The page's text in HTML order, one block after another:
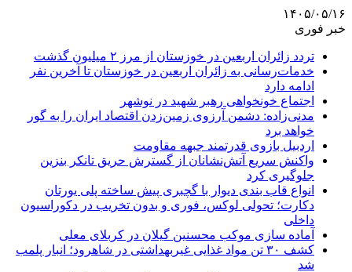
۱۴۰۵/۰۵/۱۶
خبر فوری
تردد زائران اربعین در خوزستان از مرز ۲ میلیون گذشت
خدمات‌رسانی به زائران اربعین در خوزستان تا آخرین نفر
ادامه دارد
اجتماع خونخواهی رهبر شهید در نوشهر
مدنی‌زاده: دشمن آرزوی زمین‌زدن اقتصاد ایران را به گور
خواهد برد
اردبیل بازوی قدرتمند جبهه مقاومت
واکنش سریع آتش‌نشانان از گسترش حریق تانکر بنزین
جلوگیری کرد
انواع قاب بندی دیوار با گچبری پیش ساخته پلی یورتان
دکارت؛ تحولی لوکس، فوری و بدون تخریب در دکوراسیون
داخلی
آماده سازی موکب محسنین گیلان در کربلای معلی
کشف ۳۰ تن مواد غذایی غیربهداشتی در شاهرود؛ انبار پلمب
شد